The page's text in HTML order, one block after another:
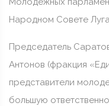
Народном Совете
Председатель
Антонов (фракция
представители
большую